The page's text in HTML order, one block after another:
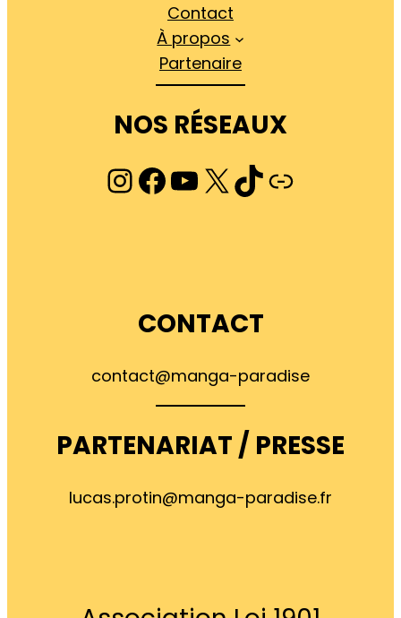
Contact
À propos
Partenaire
NOS RÉSEAUX
InstagramFacebook YouTube X TikTok Lien
CONTACT
contact@manga-paradise
PARTENARIAT / PRESSE
lucas.protin@manga-paradise.fr